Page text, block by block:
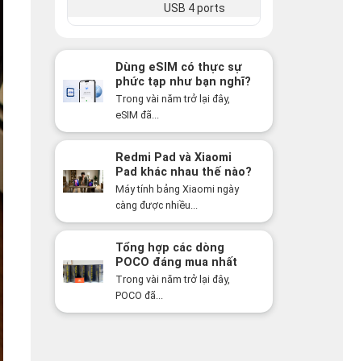
USB 4 ports
Dùng eSIM có thực sự
phức tạp như bạn nghĩ?
Sự thật có thể khiến
bạn bất ngờ!
Trong vài năm trở lại đây,
eSIM đã...
Redmi Pad và Xiaomi
Pad khác nhau thế nào?
Nên mua dòng nào năm
2026?
Máy tính bảng Xiaomi ngày
càng được nhiều...
Tổng hợp các dòng
POCO đáng mua nhất
năm 2026: Hiệu năng
mạnh, giá cực tốt
Trong vài năm trở lại đây,
POCO đã...